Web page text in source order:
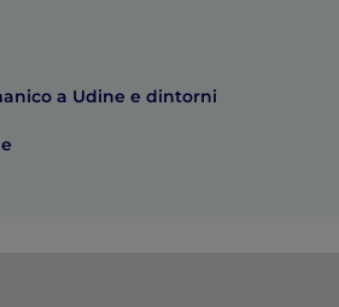
a Udine e dintorni